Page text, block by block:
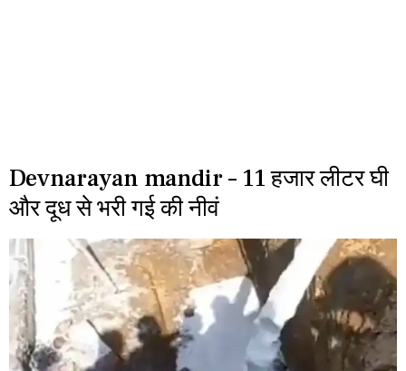
Devnarayan mandir – 11 हजार लीटर घी
और दूध से भरी गई की नीवं